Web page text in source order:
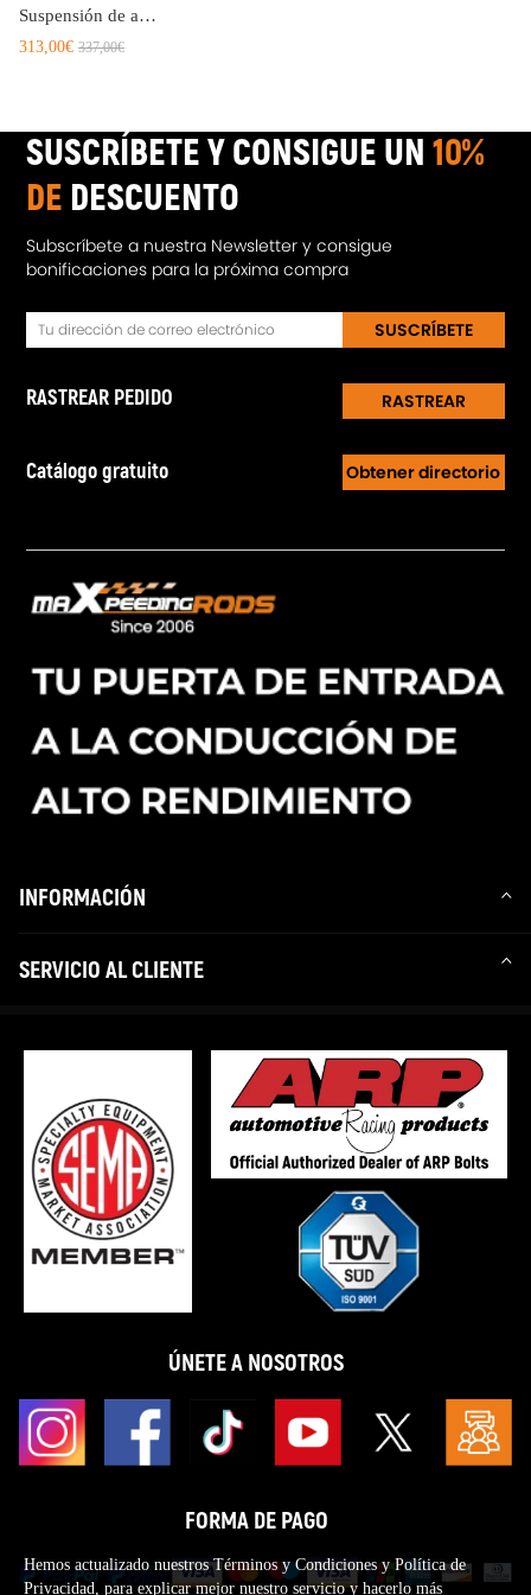
Suspensión de amortiguación ajustable de 24 pasos compatible para Volvo S70 / C70 / V70 1998-2001 coilover amortiguador suspension
313,00€ 337,00€
SUSCRÍBETE Y CONSIGUE UN10%
DE DESCUENTO
Subscríbete a nuestra Newsletter y consigue
bonificaciones para la próxima compra
SUSCRÍBETE
RASTREAR PEDIDO RASTREAR
Catálogo gratuito Obtener directorio
INFORMACIÓN
SERVICIO AL CLIENTE
ÚNETE A NOSOTROS
FORMA DE PAGO
Hemos actualizado nuestros Términos y Condiciones y Política de
Privacidad, para explicar mejor nuestro servicio y hacerlo más